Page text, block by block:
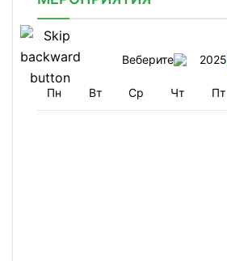
Веберите 2025
Пн Вт Ср Чт Пт